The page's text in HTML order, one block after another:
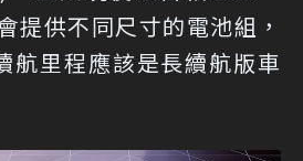
提供不同尺寸的電池組，
航里程應該是長續航版車